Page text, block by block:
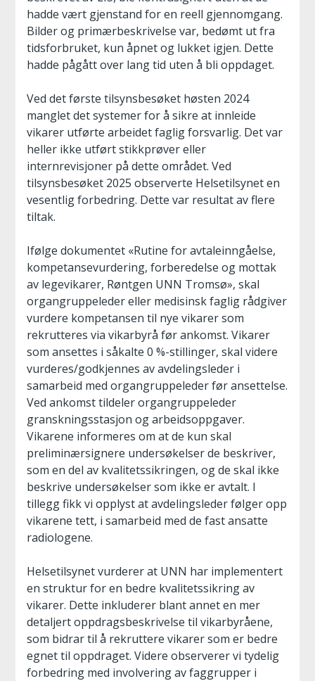
hadde vært gjenstand for en reell gjennomgang.
Bilder og primærbeskrivelse var, bedømt ut fra
tidsforbruket, kun åpnet og lukket igjen. Dette
hadde pågått over lang tid uten å bli oppdaget.
Ved det første tilsynsbesøket høsten 2024
manglet det systemer for å sikre at innleide
vikarer utførte arbeidet faglig forsvarlig. Det var
heller ikke utført stikkprøver eller
internrevisjoner på dette området. Ved
tilsynsbesøket 2025 observerte Helsetilsynet en
vesentlig forbedring. Dette var resultat av flere
tiltak.
Ifølge dokumentet «Rutine for avtaleinngåelse,
kompetansevurdering, forberedelse og mottak
av legevikarer, Røntgen UNN Tromsø», skal
organgruppeleder eller medisinsk faglig rådgiver
vurdere kompetansen til nye vikarer som
rekrutteres via vikarbyrå før ankomst. Vikarer
som ansettes i såkalte 0 %-stillinger, skal videre
vurderes/godkjennes av avdelingsleder i
samarbeid med organgruppeleder før ansettelse.
Ved ankomst tildeler organgruppeleder
granskningsstasjon og arbeidsoppgaver.
Vikarene informeres om at de kun skal
preliminærsignere undersøkelser de beskriver,
som en del av kvalitetssikringen, og de skal ikke
beskrive undersøkelser som ikke er avtalt. I
tillegg fikk vi opplyst at avdelingsleder følger opp
vikarene tett, i samarbeid med de fast ansatte
radiologene.
Helsetilsynet vurderer at UNN har implementert
en struktur for en bedre kvalitetssikring av
vikarer. Dette inkluderer blant annet en mer
detaljert oppdragsbeskrivelse til vikarbyråene,
som bidrar til å rekruttere vikarer som er bedre
egnet til oppdraget. Videre observerer vi tydelig
forbedring med involvering av faggrupper i